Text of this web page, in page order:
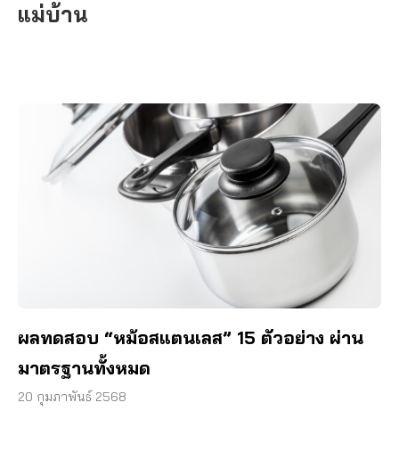
แม่บ้าน
ผลทดสอบ “หม้อสแตนเลส” 15 ตัวอย่าง ผ่าน
มาตรฐานทั้งหมด
20 กุมภาพันธ์ 2568